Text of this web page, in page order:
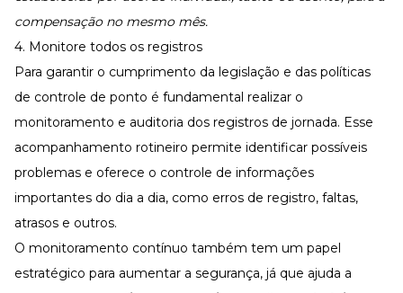
compensação no mesmo mês.
4. Monitore todos os registros
Para garantir o cumprimento da legislação e das políticas
de controle de ponto é fundamental realizar o
monitoramento e auditoria dos registros de jornada. Esse
acompanhamento rotineiro permite identificar possíveis
problemas e oferece o controle de informações
importantes do dia a dia, como erros de registro, faltas,
atrasos e outros.
O monitoramento contínuo também tem um papel
estratégico para aumentar a segurança, já que ajuda a